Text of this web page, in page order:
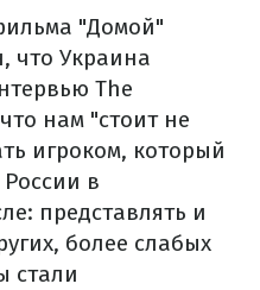
"Домой"
что Украина
The
нам "стоит не
игроком, который
в
представлять и
более слабых
стали